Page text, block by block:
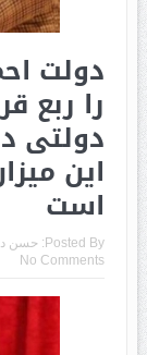
دولت
را ربع
دولتی
این
است
Posted By: حسن
No Comments